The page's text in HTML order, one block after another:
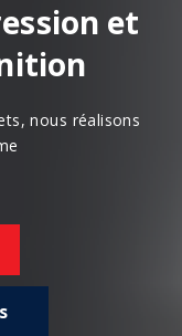
et
nous réalisons